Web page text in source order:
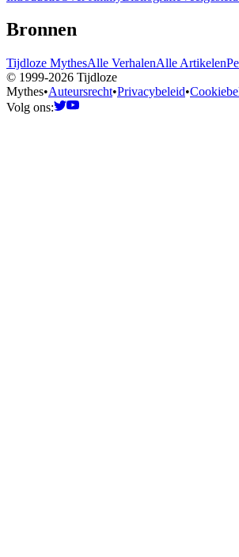
Bronnen
Tijdloze MythesAlle VerhalenAlle Artikelen
© 1999-2026 Tijdloze
Mythes•Auteursrecht•Privacybeleid•
Volg ons: